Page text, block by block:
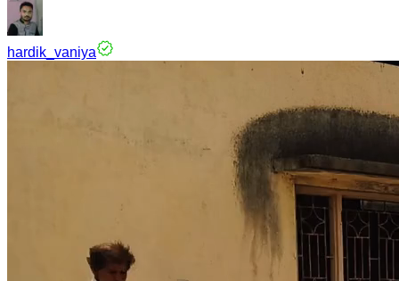
hardik_vaniya